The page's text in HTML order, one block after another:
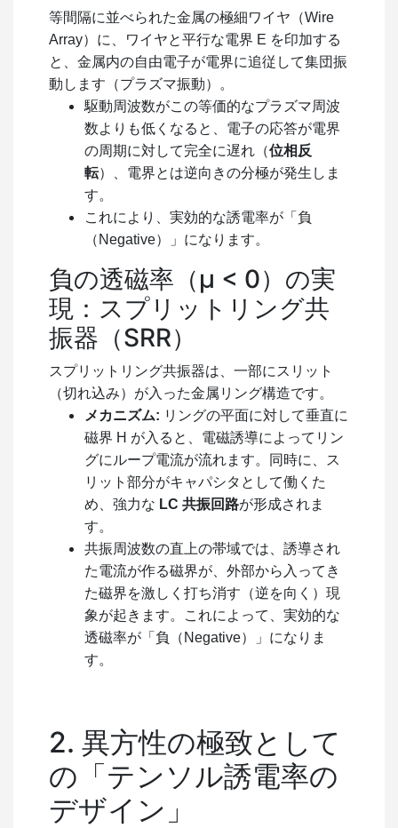
等間隔に並べられた金属の極細ワイヤ（Wire
Array）に、ワイヤと平行な電界 E を印加する
と、金属内の自由電子が電界に追従して集団振
動します（プラズマ振動）。
駆動周波数がこの等価的なプラズマ周波
数よりも低くなると、電子の応答が電界
の周期に対して完全に遅れ（位相反
転）、電界とは逆向きの分極が発生しま
す。
これにより、実効的な誘電率が「負
（Negative）」になります。
負の透磁率（μ < 0）の実
現：スプリットリング共
振器（SRR）
スプリットリング共振器は、一部にスリット
（切れ込み）が入った金属リング構造です。
メカニズム: リングの平面に対して垂直に
磁界 H が入ると、電磁誘導によってリン
グにループ電流が流れます。同時に、ス
リット部分がキャパシタとして働くた
め、強力な LC 共振回路が形成されま
す。
共振周波数の直上の帯域では、誘導され
た電流が作る磁界が、外部から入ってき
た磁界を激しく打ち消す（逆を向く）現
象が起きます。これによって、実効的な
透磁率が「負（Negative）」になりま
す。
2. 異方性の極致として
の「テンソル誘電率の
デザイン」